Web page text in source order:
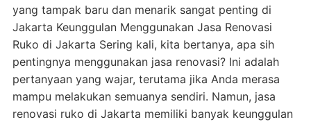
yang tampak baru dan menarik sangat penting di
Jakarta Keunggulan Menggunakan Jasa Renovasi
Ruko di Jakarta Sering kali, kita bertanya, apa sih
pentingnya menggunakan jasa renovasi? Ini adalah
pertanyaan yang wajar, terutama jika Anda merasa
mampu melakukan semuanya sendiri. Namun, jasa
renovasi ruko di Jakarta memiliki banyak keunggulan